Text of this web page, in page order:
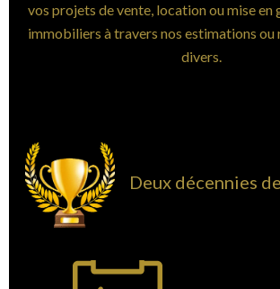
vos projets de vente, location ou mise en
immobiliers à travers nos estimations ou
divers.
Deux décennies